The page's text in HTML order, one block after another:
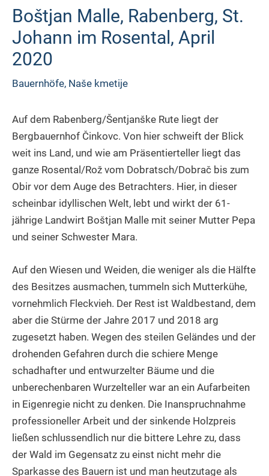
Boštjan Malle, Rabenberg, St.
Johann im Rosental, April
2020
Bauernhöfe, Naše kmetije
Auf dem Rabenberg/Šentjanške Rute liegt der
Bergbauernhof Činkovc. Von hier schweift der Blick
weit ins Land, und wie am Präsentierteller liegt das
ganze Rosental/Rož vom Dobratsch/Dobrač bis zum
Obir vor dem Auge des Betrachters. Hier, in dieser
scheinbar idyllischen Welt, lebt und wirkt der 61-
jährige Landwirt Boštjan Malle mit seiner Mutter Pepa
und seiner Schwester Mara.
Auf den Wiesen und Weiden, die weniger als die Hälfte
des Besitzes ausmachen, tummeln sich Mutterkühe,
vornehmlich Fleckvieh. Der Rest ist Waldbestand, dem
aber die Stürme der Jahre 2017 und 2018 arg
zugesetzt haben. Wegen des steilen Geländes und der
drohenden Gefahren durch die schiere Menge
schadhafter und entwurzelter Bäume und die
unberechenbaren Wurzelteller war an ein Aufarbeiten
in Eigenregie nicht zu denken. Die Inanspruchnahme
professioneller Arbeit und der sinkende Holzpreis
ließen schlussendlich nur die bittere Lehre zu, dass
der Wald im Gegensatz zu einst nicht mehr die
Sparkasse des Bauern ist und man heutzutage als